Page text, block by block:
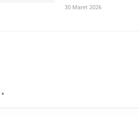
30 Maret 2026
*